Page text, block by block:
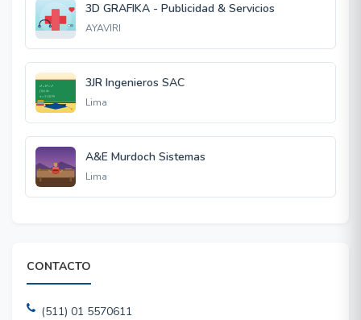
3D GRAFIKA - Publicidad & Servicios
AYAVIRI
3JR Ingenieros SAC
Lima
A&E Murdoch Sistemas
Lima
CONTACTO
(511) 01 5570611